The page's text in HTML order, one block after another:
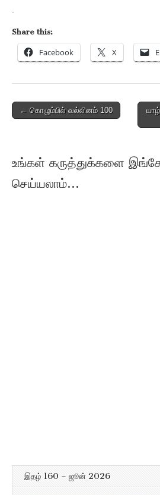
.
Share this:
Facebook X
Post
← கொழும்பில் வல்லினம் 100
உங்கள் கருத்துக்களை இங்கே
செய்யலாம்...
இதழ் 160 – ஜூன் 2026